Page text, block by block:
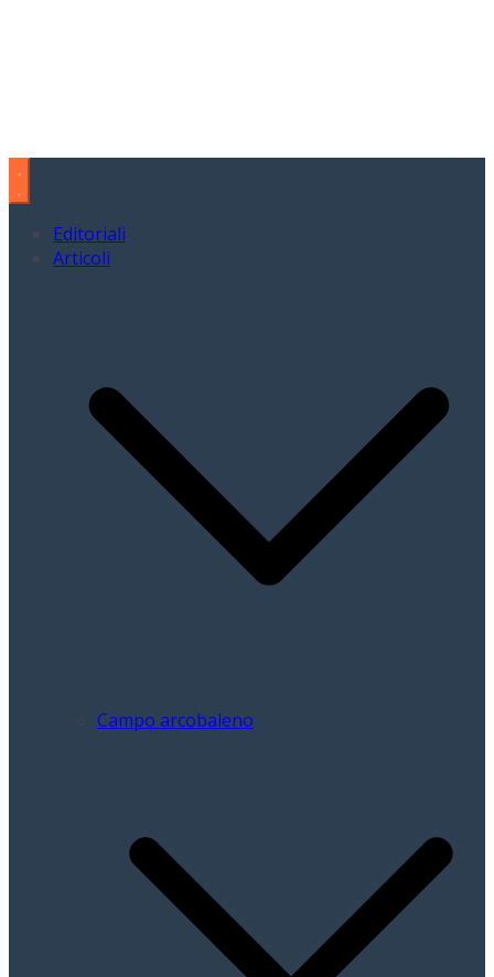
Editoriali
Articoli
Campo arcobaleno